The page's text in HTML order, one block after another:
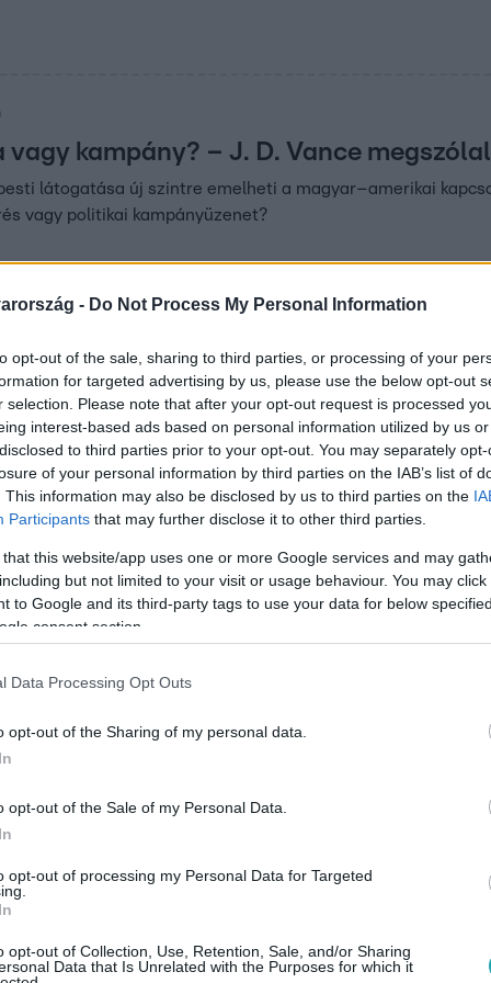
- Do Not Process My Personal Information
opt-out of the sale, sharing to third parties, or processing of your
for targeted advertising by us, please use the below opt-out
selection. Please note that after your opt-out request is processed
interest-based ads based on personal information utilized by us
to third parties prior to your opt-out. You may separately
of your personal information by third parties on the IAB’s list of
This information may also be disclosed by us to third parties on the
Participants that may further disclose it to other third parties.
that this website/app uses one or more Google services and may
but not limited to your visit or usage behaviour. You may
to Google and its third-party tags to use your data for below
consent section.
Data Processing Opt Outs
opt-out of the Sharing of my personal data.
opt-out of the Sale of my Personal Data.
opt-out of processing my Personal Data for Targeted
opt-out of Collection, Use, Retention, Sale, and/or Sharing
Data that Is Unrelated with the Purposes for which it
vagy kampány? – J. D. Vance
látogatása új szintre emelheti a magyar–amerikai
vagy politikai kampányüzenet?
– exkluzív interjú: A diplomácia nem
Párt külpolitikai vezetője a diplomáciáról és Oroszország
az RTL Híradónak.
útlevele – alig 500 ember
Lovagrend útlevelét mindössze pár százan birtokolják, de
17:47
Magyarország legjobb orosz
Orbán Viktornak
félrefordítva jutottak el Orbánhoz a moszkvai találkozón,